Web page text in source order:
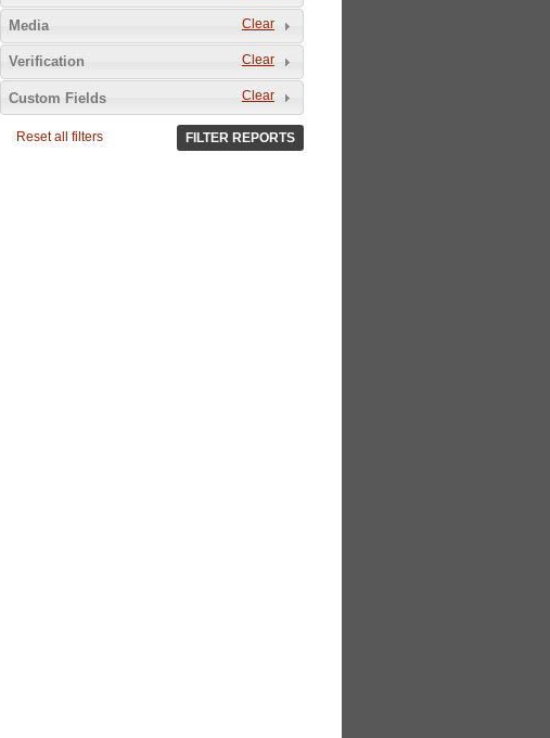
Clear
Media
Clear
Verification
Clear
Custom Fields
Reset all filters FILTER REPORTS